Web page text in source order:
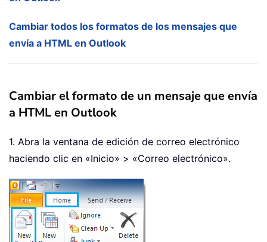
Cambiar todos los formatos de los mensajes que
envía a HTML en Outlook
Cambiar el formato de un mensaje que envía
a HTML en Outlook
1. Abra la ventana de edición de correo electrónico
haciendo clic en «Inicio» > «Correo electrónico».